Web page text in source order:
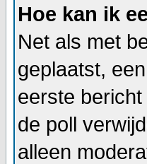
Hoe kan ik
Net als met
geplaatst,
eerste
de poll
alleen